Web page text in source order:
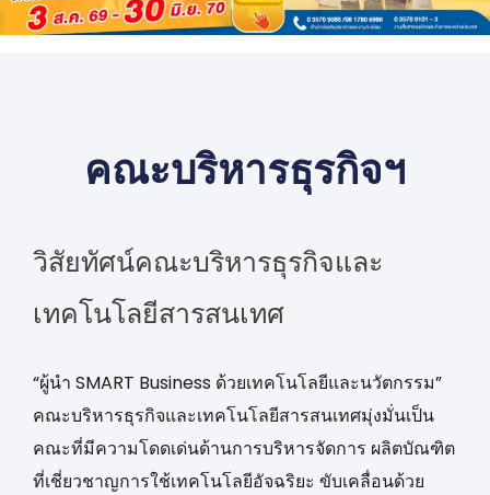
คณะบริหารธุรกิจฯ
วิสัยทัศน์คณะบริหารธุรกิจและ
เทคโนโลยีสารสนเทศ
“ผู้นำ SMART Business ด้วยเทคโนโลยีและนวัตกรรม”
คณะบริหารธุรกิจและเทคโนโลยีสารสนเทศมุ่งมั่นเป็น
คณะที่มีความโดดเด่นด้านการบริหารจัดการ ผลิตบัณฑิต
ที่เชี่ยวชาญการใช้เทคโนโลยีอัจฉริยะ ขับเคลื่อนด้วย